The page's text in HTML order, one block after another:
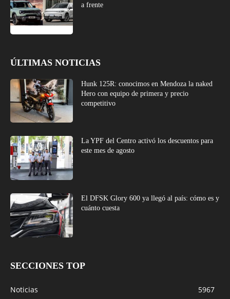
a frente
ÚLTIMAS NOTICIAS
Hunk 125R: conocimos en Mendoza la naked
Hero con equipo de primera y precio
competitivo
La YPF del Centro activó los descuentos para
este mes de agosto
El DFSK Glory 600 ya llegó al país: cómo es y
cuánto cuesta
SECCIONES TOP
Noticias
5967